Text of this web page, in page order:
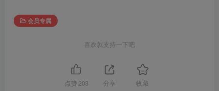
会员专属
喜欢就支持一下吧
点赞 203 分享 收藏